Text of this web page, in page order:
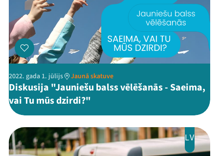
ThreadsFacebookYoutube
2022. gada 1. jūlijs Jaunā skatuve
Diskusija "Jauniešu balss vēlēšanās - Saeima,
vai Tu mūs dzirdi?"
LV